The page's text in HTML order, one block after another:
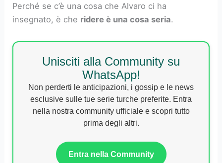
Perché se c’è una cosa che Alvaro ci ha
insegnato, è che ridere è una cosa seria.
Unisciti alla Community su
WhatsApp!
Non perderti le anticipazioni, i gossip e le news
esclusive sulle tue serie turche preferite. Entra
nella nostra community ufficiale e scopri tutto
prima degli altri.
Entra nella Community